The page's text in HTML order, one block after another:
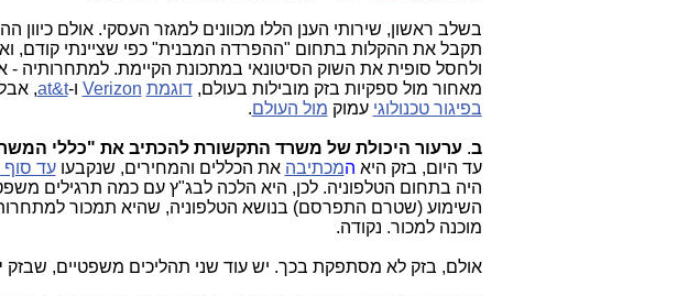
בשלב ראשון, שירותי הענן הללו מכוונים למגזר העסקי. אולם
תקבל את ההקלות בתחום "ההפרדה המבנית" כפי שציינתי קודם,
ולחסל סופית את השוק הסיטונאי במתכונת הקיימת. למתחרותיה -
מאחור מול ספקיות בזק מובילות בעולם,דוגמת Verizon ו-at&t
,
בפיגור טכנולוגי עמוק מול העולם.
ב. ערעור היכולת של משרד התקשורת להכתיב את "כללי
עד היום, בזק היא המכתיבה את הכללים והמחירים, שנקבעועד סוף 2018
היה בתחום הטלפוניה. לכן, היא הלכה לבג"ץ עם כמה תרגילים
השימוע (שטרם התפרסם) בנושא הטלפוניה, שהיא תמכור
מוכנה למכור. נקודה.
אולם, בזק לא מסתפקת בכך. יש עוד שני תהליכים משפטיים, שבזק